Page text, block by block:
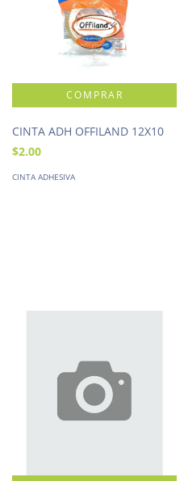
CINTA ADH OFFILAND 12X10
$2.00
CINTA ADHESIVA